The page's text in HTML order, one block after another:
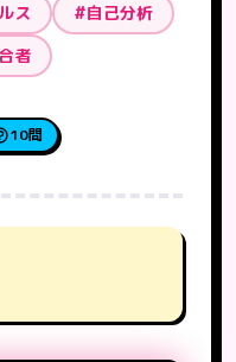
ス
#自己分析
者
10問